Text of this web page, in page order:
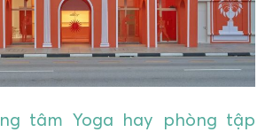
tâm Yoga hay phòng tập